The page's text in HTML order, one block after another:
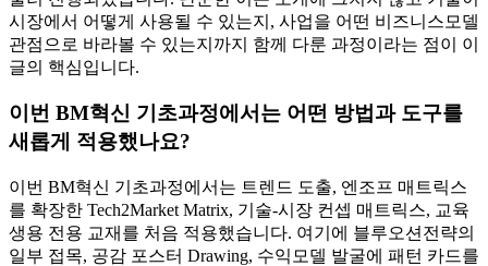
시장에서 어떻게 사용될 수 있는지, 사업을 어떤 비즈니스모델
관점으로 바라볼 수 있는지까지 함께 다룬 과정이라는 점이 이
글의 핵심입니다.
이번 BM혁신 기초과정에서는 어떤 방법과 도구를
새롭게 적용했나요?
이번 BM혁신 기초과정에서는 트렌드 도출, 엔조프 매트릭스
를 확장한 Tech2Market Matrix, 기술-시장 컨셉 매트릭스, 교육
생용 전용 교재를 처음 적용했습니다. 여기에 블루오션전략의
일부 접목, 공감 포스터 Drawing, 수익모델 발굴에 패턴 카드를